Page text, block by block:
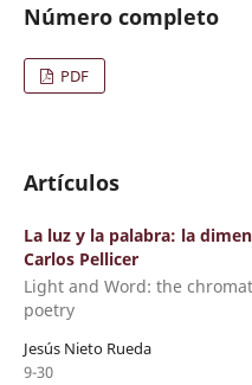
Número completo
PDF
Artículos
La luz y la palabra: la
Carlos Pellicer
Light and Word: the
poetry
Jesús Nieto Rueda
9-30